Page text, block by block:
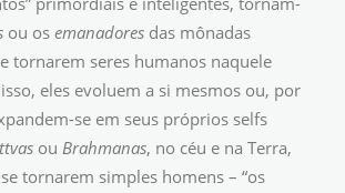
ou os emanadores das mônadas
tornarem seres humanos naquele
eles evoluem a si mesmos ou, por
se em seus próprios selfs
ou Brahmanas, no céu e na Terra,
tornarem simples homens – “os